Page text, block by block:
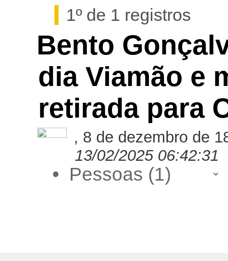
1º de 1 registros
Bento
dia Viamão e
retirada para
, 8 de dezembro de
13/02/2025 06:42:31
•